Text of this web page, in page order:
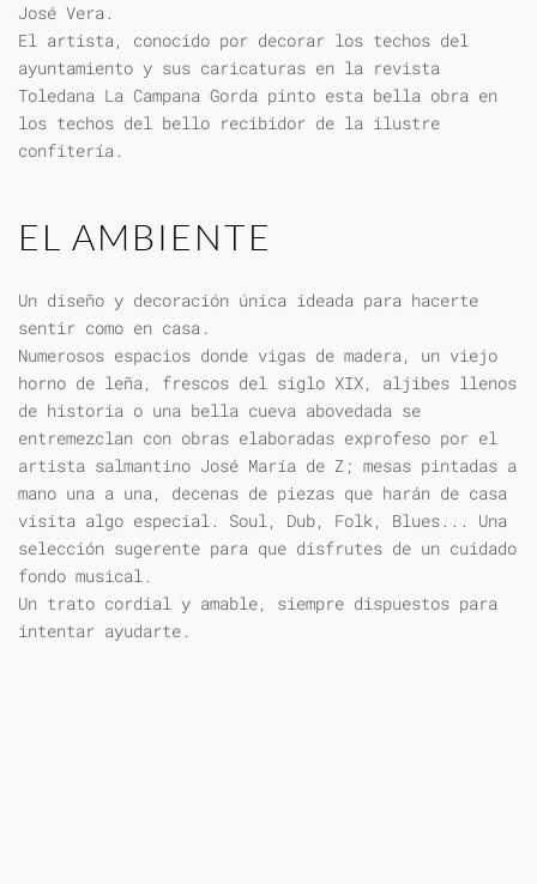
José Vera.
El artista, conocido por decorar los techos del
ayuntamiento y sus caricaturas en la revista
Toledana La Campana Gorda pinto esta bella obra en
los techos del bello recibidor de la ilustre
confitería.
EL AMBIENTE
Un diseño y decoración única ideada para hacerte
sentir como en casa.
Numerosos espacios donde vigas de madera, un viejo
horno de leña, frescos del siglo XIX, aljibes llenos
de historia o una bella cueva abovedada se
entremezclan con obras elaboradas exprofeso por el
artista salmantino José María de Z; mesas pintadas a
mano una a una, decenas de piezas que harán de casa
visita algo especial. Soul, Dub, Folk, Blues... Una
selección sugerente para que disfrutes de un cuidado
fondo musical.
Un trato cordial y amable, siempre dispuestos para
intentar ayudarte.